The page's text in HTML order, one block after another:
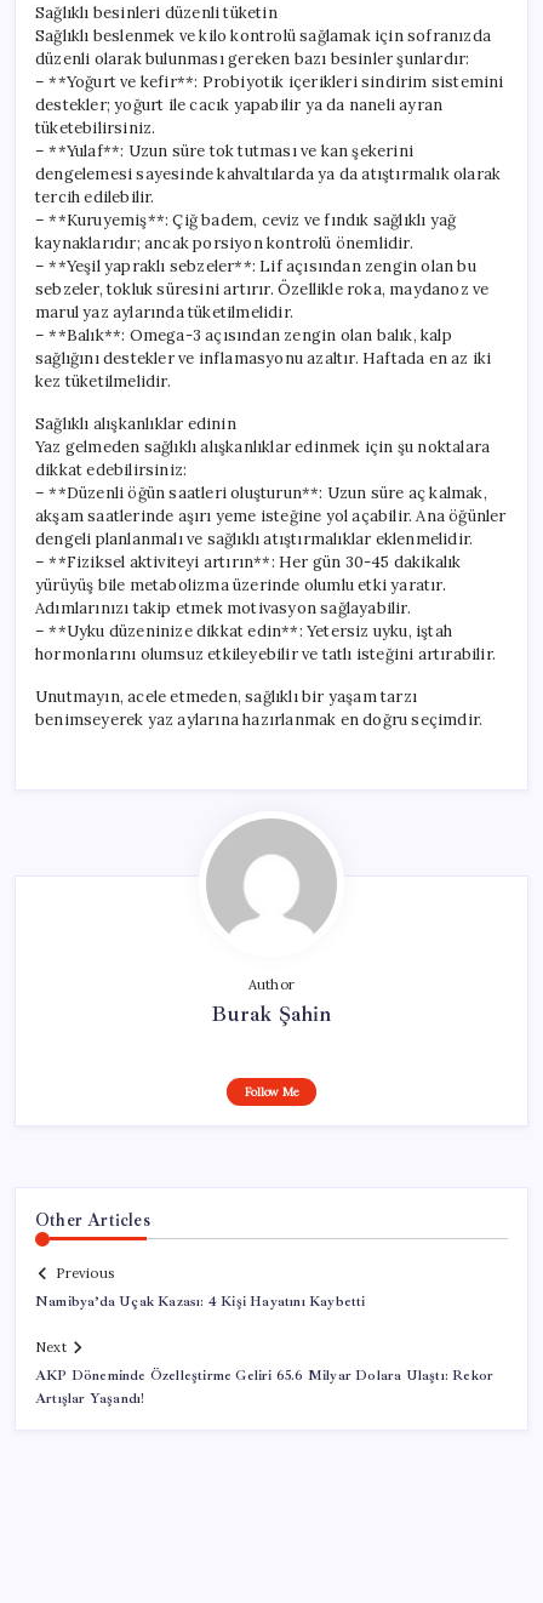
Sağlıklı besinleri düzenli tüketin
Sağlıklı beslenmek ve kilo kontrolü sağlamak için sofranızda
düzenli olarak bulunması gereken bazı besinler şunlardır:
– **Yoğurt ve kefir**: Probiyotik içerikleri sindirim sistemini
destekler; yoğurt ile cacık yapabilir ya da naneli ayran
tüketebilirsiniz.
– **Yulaf**: Uzun süre tok tutması ve kan şekerini
dengelemesi sayesinde kahvaltılarda ya da atıştırmalık olarak
tercih edilebilir.
– **Kuruyemiş**: Çiğ badem, ceviz ve fındık sağlıklı yağ
kaynaklarıdır; ancak porsiyon kontrolü önemlidir.
– **Yeşil yapraklı sebzeler**: Lif açısından zengin olan bu
sebzeler, tokluk süresini artırır. Özellikle roka, maydanoz ve
marul yaz aylarında tüketilmelidir.
– **Balık**: Omega-3 açısından zengin olan balık, kalp
sağlığını destekler ve inflamasyonu azaltır. Haftada en az iki
kez tüketilmelidir.
Sağlıklı alışkanlıklar edinin
Yaz gelmeden sağlıklı alışkanlıklar edinmek için şu noktalara
dikkat edebilirsiniz:
– **Düzenli öğün saatleri oluşturun**: Uzun süre aç kalmak,
akşam saatlerinde aşırı yeme isteğine yol açabilir. Ana öğünler
dengeli planlanmalı ve sağlıklı atıştırmalıklar eklenmelidir.
– **Fiziksel aktiviteyi artırın**: Her gün 30-45 dakikalık
yürüyüş bile metabolizma üzerinde olumlu etki yaratır.
Adımlarınızı takip etmek motivasyon sağlayabilir.
– **Uyku düzeninize dikkat edin**: Yetersiz uyku, iştah
hormonlarını olumsuz etkileyebilir ve tatlı isteğini artırabilir.
Unutmayın, acele etmeden, sağlıklı bir yaşam tarzı
benimseyerek yaz aylarına hazırlanmak en doğru seçimdir.
Author
Burak Şahin
Follow Me
Other Articles
Previous
Namibya’da Uçak Kazası: 4 Kişi Hayatını Kaybetti
Next
AKP Döneminde Özelleştirme Geliri 65.6 Milyar Dolara Ulaştı: Rekor
Artışlar Yaşandı!